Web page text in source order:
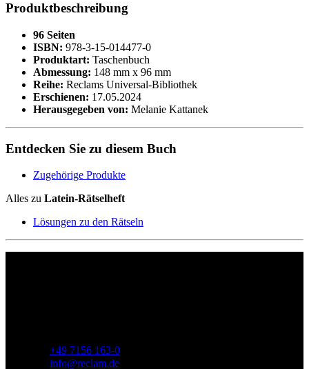
Produktbeschreibung
96 Seiten
ISBN: 978-3-15-014477-0
Produktart: Taschenbuch
Abmessung: 148 mm x 96 mm
Reihe: Reclams Universal-Bibliothek
Erschienen: 17.05.2024
Herausgegeben von: Melanie Kattanek
Entdecken Sie zu diesem Buch
Zugehörige Produkte
Alles zu Latein-Rätselheft
Lösungen zu den Rätseln
+49 7156 163-0
info@reclam.de